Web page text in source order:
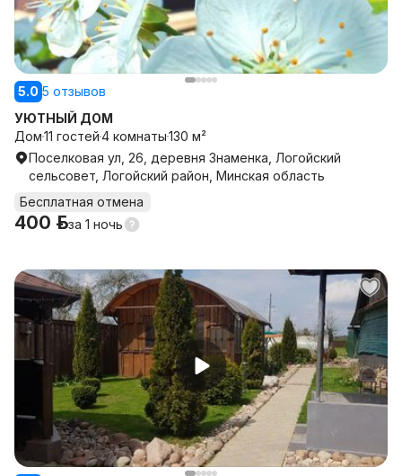
5.0 5 отзывов
УЮТНЫЙ ДОМ
Дом11 гостей4 комнаты130 м²
Поселковая ул, 26, деревня Знаменка, Логойский
сельсовет, Логойский район, Минская область
Бесплатная отмена
400 р.за 1 ночь